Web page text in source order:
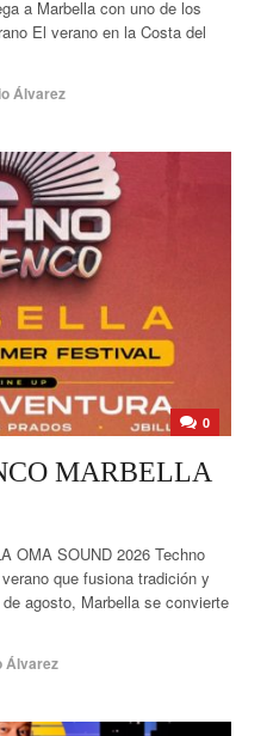
a Marbella con uno de los
El verano en la Costa del
Álvarez
0
MARBELLA
OMA SOUND 2026 Techno
que fusiona tradición y
agosto, Marbella se convierte
Álvarez